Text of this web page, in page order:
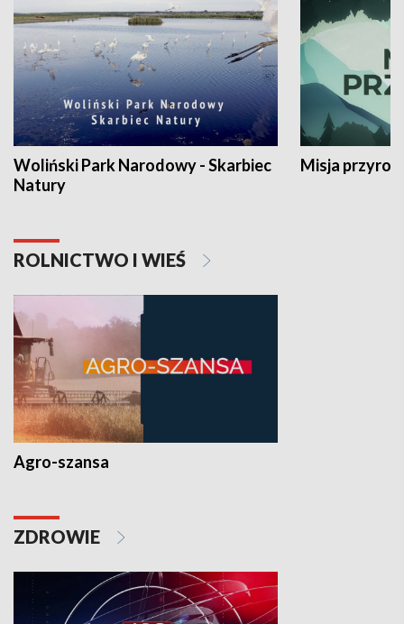
Woliński Park Narodowy - Skarbiec
Natury
Misja
ROLNICTWO I WIEŚ
Agro-szansa
ZDROWIE